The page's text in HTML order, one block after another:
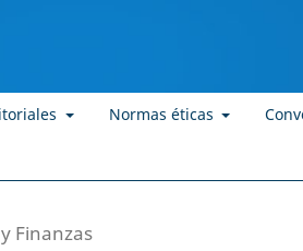
Normas éticas
Finanzas